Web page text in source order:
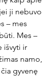
ji nebuvo
– mes
Mes –
išvyti ir
namo,
gyvenę